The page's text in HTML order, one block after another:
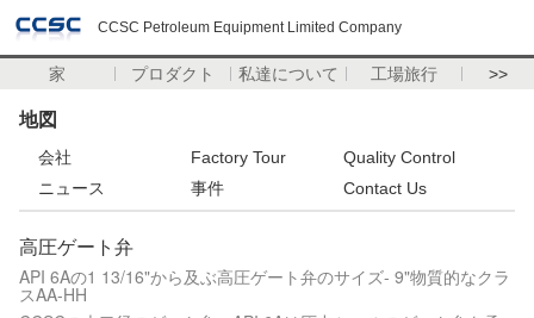
CCSC Petroleum Equipment Limited Company
家 プロダクト 私達について 工場旅行 >>
地図
会社 Factory Tour
Quality Control
ニュース
事件 Contact Us
高圧ゲート弁
API 6Aの1 13/16"から及ぶ高圧ゲート弁のサイズ- 9"物質的なクラ
スAA-HH